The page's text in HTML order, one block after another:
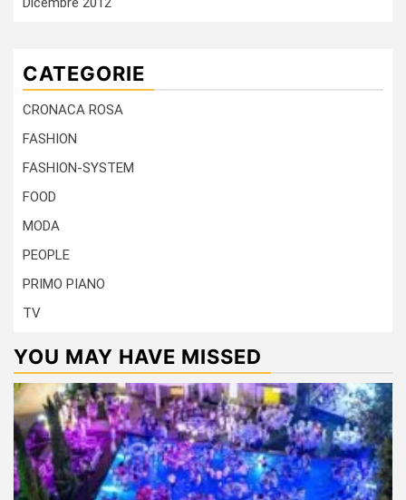
CATEGORIE
CRONACA ROSA
FASHION
FASHION-SYSTEM
FOOD
MODA
PEOPLE
PRIMO PIANO
TV
YOU MAY HAVE MISSED